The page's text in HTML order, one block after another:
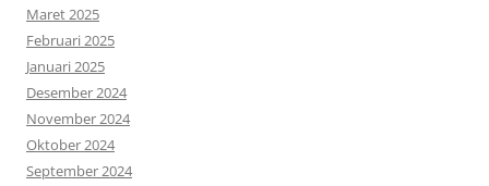
Maret 2025
Februari 2025
Januari 2025
Desember 2024
November 2024
Oktober 2024
September 2024